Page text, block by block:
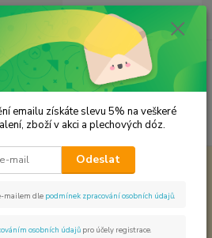
Menu
Hledat
ks
za 0,00 Kč
1 ks
emailu získáte slevu 5% na veškeré
zboží v akci a plechových dóz.
Odeslat
mailem dle podmínek zpracování osobních údajů
osobních údajů pro účely registrace.